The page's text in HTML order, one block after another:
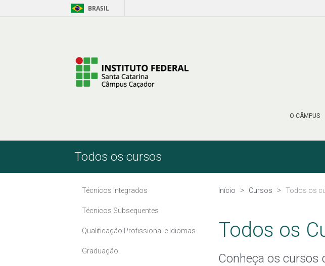
Pular para o Conteúdo BRASIL
O CÂMPUS
Todos os cursos
Técnicos Integrados
Técnicos Subsequentes
Qualificação Profissional e Idiomas
Graduação
Início Cursos Todos os
Todos os
Conheça os cursos